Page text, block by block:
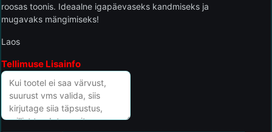
roosas toonis. Ideaalne igapäevaseks kandmiseks ja
mugavaks mängimiseks!
Laos
Tellimuse Lisainfo